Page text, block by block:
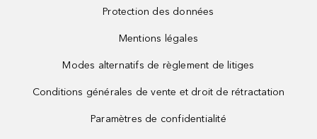
Protection des données
Mentions légales
Modes alternatifs de règlement de litiges
Conditions générales de vente et droit de rétractation
Paramètres de confidentialité